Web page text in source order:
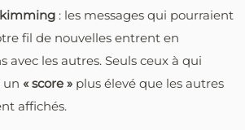
: les messages qui pourraient
fil de nouvelles entrent en
avec les autres. Seuls ceux à qui
un « score » plus élevé que les autres
affichés.